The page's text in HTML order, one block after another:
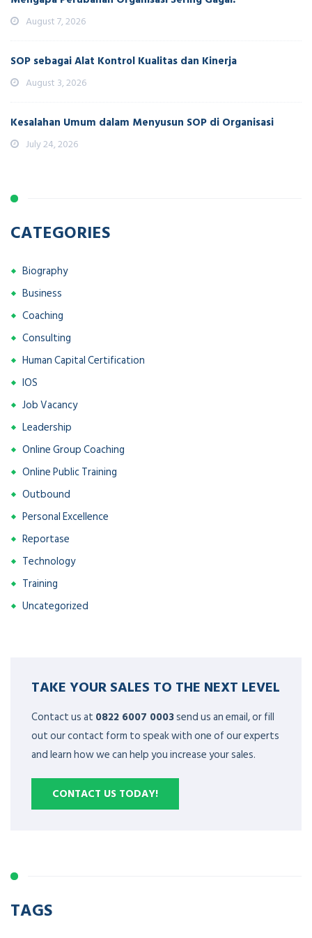
August 7, 2026
SOP sebagai Alat Kontrol Kualitas dan Kinerja
August 3, 2026
Kesalahan Umum dalam Menyusun SOP di Organisasi
July 24, 2026
CATEGORIES
Biography
Business
Coaching
Consulting
Human Capital Certification
IOS
Job Vacancy
Leadership
Online Group Coaching
Online Public Training
Outbound
Personal Excellence
Reportase
Technology
Training
Uncategorized
TAKE YOUR SALES TO THE NEXT LEVEL
Contact us at 0822 6007 0003send us an email, or fill
out our contact form to speak with one of our experts
and learn how we can help you increase your sales.
CONTACT US TODAY!
TAGS